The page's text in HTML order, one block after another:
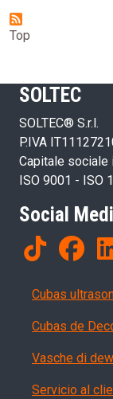
Top
SOLTEC
SOLTEC® S.r.l.
P.IVA
Capitale sociale
ISO 9001 - ISO
Social
Products
Cubas
Cubas de
Vasche di
Servizi,
Servicio al